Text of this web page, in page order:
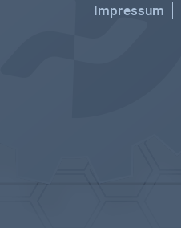
Impressum